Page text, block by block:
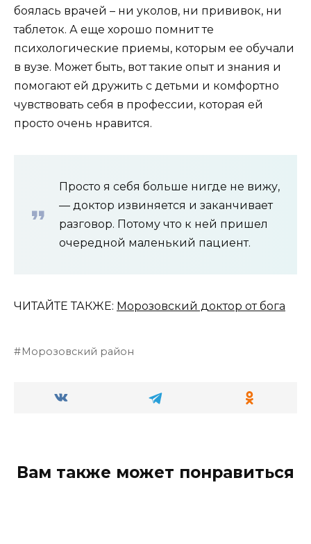
боялась врачей – ни уколов, ни прививок, ни
таблеток. А еще хорошо помнит те
психологические приемы, которым ее обучали
в вузе. Может быть, вот такие опыт и знания и
помогают ей дружить с детьми и комфортно
чувствовать себя в профессии, которая ей
просто очень нравится.
Просто я себя больше нигде не вижу,
— доктор извиняется и заканчивает
разговор. Потому что к ней пришел
очередной маленький пациент.
ЧИТАЙТЕ ТАКЖЕ: Морозовский доктор от бога
Морозовский район
Вам также может понравиться